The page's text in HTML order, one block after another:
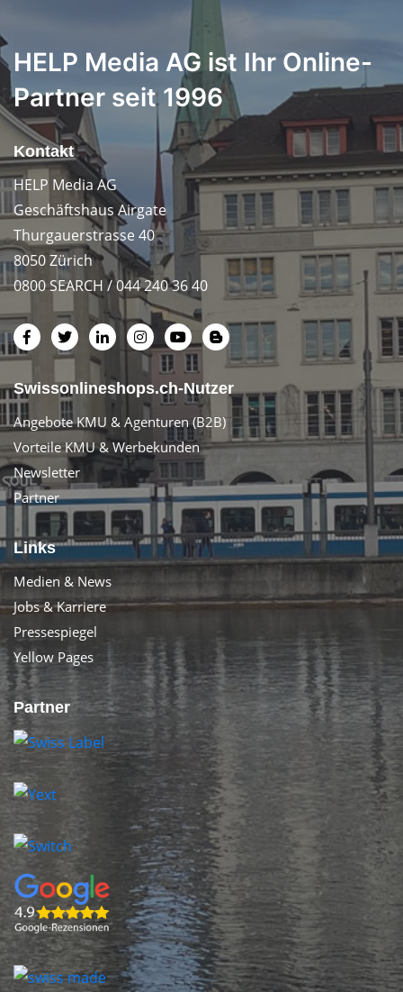
HELP Media AG ist Ihr Online-
Partner seit 1996
Kontakt
HELP Media AG
Geschäftshaus Airgate
Thurgauerstrasse 40
8050 Zürich
0800 SEARCH / 044 240 36 40
Swissonlineshops.ch-Nutzer
Angebote KMU & Agenturen (B2B)
Vorteile KMU & Werbekunden
Newsletter
Partner
Links
Medien & News
Jobs & Karriere
Pressespiegel
Yellow Pages
Partner